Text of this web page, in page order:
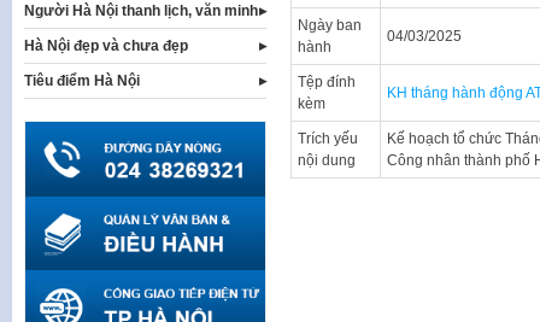
Ngày ban
hành
04/03/2025
Tệp đính
kèm
KH tháng hành động
Trích yếu
nội dung
Kế hoạch tổ chức
Công nhân thành phố
Người Hà Nội thanh lịch, văn minh
Hà Nội đẹp và chưa đẹp
Tiêu điểm Hà Nội